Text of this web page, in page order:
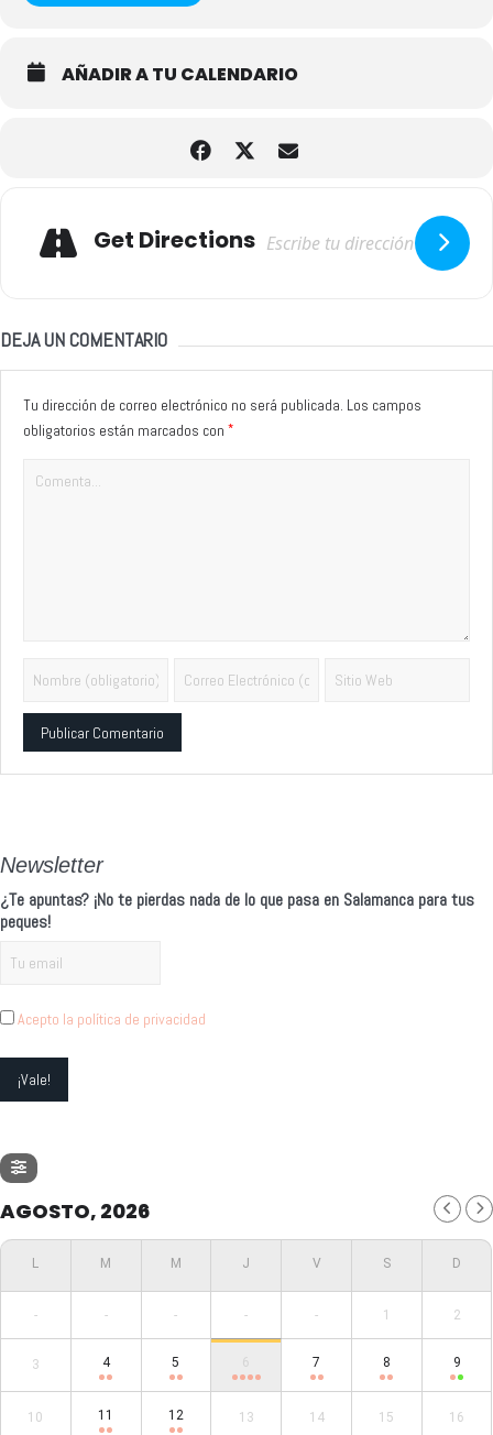
AÑADIR A TU CALENDARIO
Get Directions
DEJA UN COMENTARIO
Tu dirección de correo electrónico no será publicada. Los campos
obligatorios están marcados con *
Newsletter
¿Te apuntas? ¡No te pierdas nada de lo que pasa en Salamanca para tus
peques!
Acepto la política de privacidad
AGOSTO, 2026
- - - - - 1 2
3 4 5 6 7 8 9
10 11 12 13 14 15 16